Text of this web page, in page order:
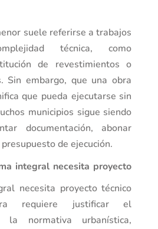
suele referirse a trabajos
técnica, como
de revestimientos o
Sin embargo, que una obra
que pueda ejecutarse sin
municipios sigue siendo
documentación, abonar
de ejecución.
integral necesita proyecto
necesita proyecto técnico
requiere justificar el
la normativa urbanística,